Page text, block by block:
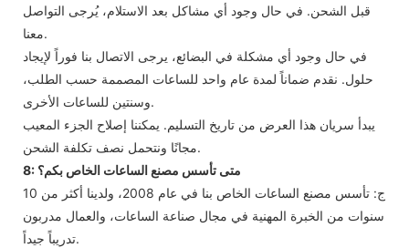
قبل الشحن. في حال وجود أي مشاكل بعد الاستلام، يُرجى التواصل
معنا.
في حال وجود أي مشكلة في البضائع، يرجى الاتصال بنا فوراً لإيجاد
حلول. نقدم ضماناً لمدة عام واحد للساعات المصممة حسب الطلب،
وسنتين للساعات الأخرى.
يبدأ سريان هذا العرض من تاريخ التسليم. يمكننا إصلاح الجزء المعيب
مجانًا ونتحمل نصف تكلفة الشحن.
8: متى تأسس مصنع الساعات الخاص بكم؟
ج: تأسس مصنع الساعات الخاص بنا في عام 2008، ولدينا أكثر من 10
سنوات من الخبرة المهنية في مجال صناعة الساعات، والعمال مدربون
تدريباً جيداً.